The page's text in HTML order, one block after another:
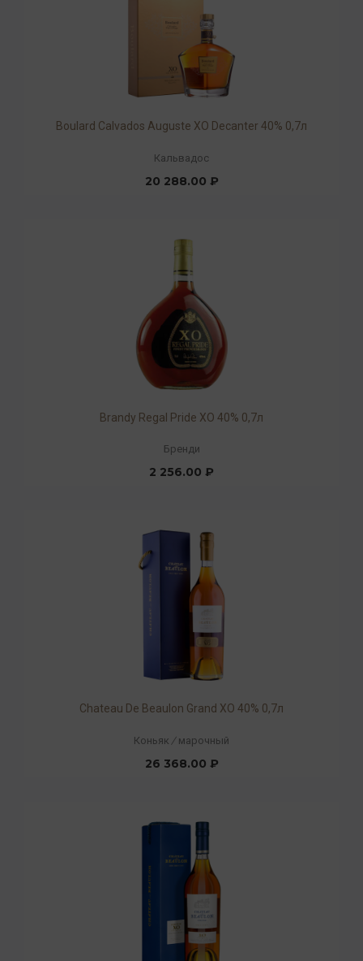
Boulard Calvados Auguste XO Decanter 40% 0,7л
Кальвадос
20 288.00 ₽
Brandy Regal Pride XO 40% 0,7л
Бренди
2 256.00 ₽
Chateau De Beaulon Grand XO 40% 0,7л
Коньяк / марочный
26 368.00 ₽